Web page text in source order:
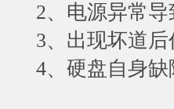
2、电源异常
3、出现坏道
4、硬盘自身